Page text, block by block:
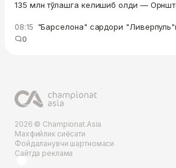
135 млн тўлашга келишиб олди —
08:15 "Барселона" сардори
0
2026 © Championat.Asia
Махфийлик сиёсати
Фойдаланувчи шартномаси
Сайтда реклама